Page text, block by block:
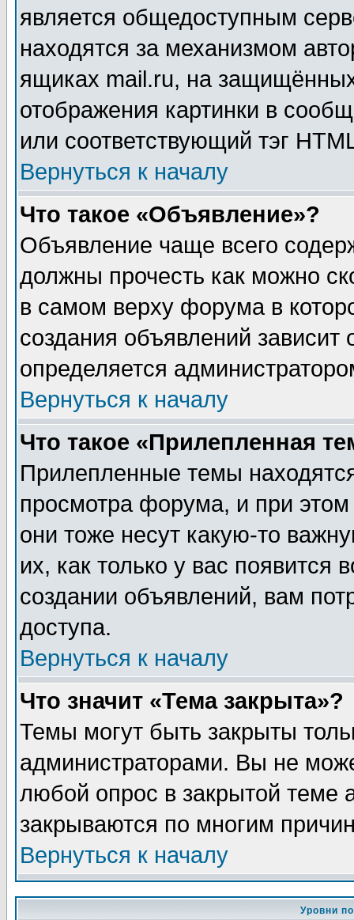
является общедоступным
находятся за механизмом
ящиках mail.ru, на
отображения картинки в
или соответствующий тэг
Вернуться к началу
Что такое «Объявление»?
Объявление чаще всего
должны прочесть как можно
в самом верху форума в
создания объявлений зависит
определяется
Вернуться к началу
Что такое «Прилепленная
Прилепленные темы
просмотра форума, и при
они тоже несут какую-то
их, как только у вас появится
создании объявлений, вам
доступа.
Вернуться к началу
Что значит «Тема закрыта»?
Темы могут быть закрыты
администраторами. Вы не
любой опрос в закрытой теме
закрываются по многим
Вернуться к началу
Уровни